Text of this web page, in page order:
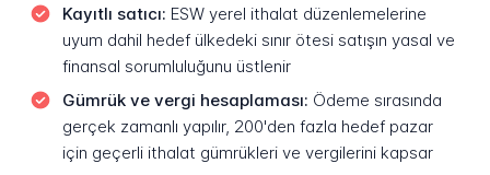
Kayıtlı satıcı: ESW yerel ithalat düzenlemelerine
uyum dahil hedef ülkedeki sınır ötesi satışın yasal ve
finansal sorumluluğunu üstlenir
Gümrük ve vergi hesaplaması: Ödeme sırasında
gerçek zamanlı yapılır, 200'den fazla hedef pazar
için geçerli ithalat gümrükleri ve vergilerini kapsar